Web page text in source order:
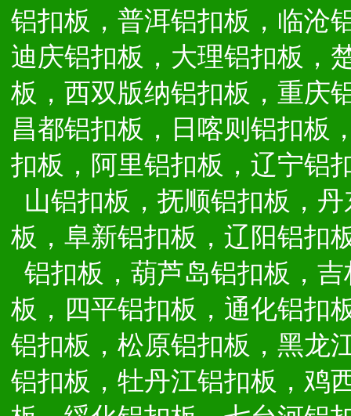
铝扣板，普洱铝扣板，临沧
迪庆铝扣板，大理铝扣板，
板，西双版纳铝扣板，重庆
昌都铝扣板，日喀则铝扣板
扣板，阿里铝扣板，辽宁铝
山铝扣板，抚顺铝扣板，
板，阜新铝扣板，辽阳铝扣
铝扣板，葫芦岛铝扣板，
板，四平铝扣板，通化铝扣
铝扣板，松原铝扣板，黑龙
铝扣板，牡丹江铝扣板，鸡